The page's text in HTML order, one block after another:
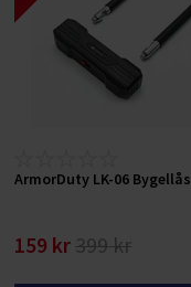
ArmorDuty LK-06 Bygellås
159 kr 399 kr